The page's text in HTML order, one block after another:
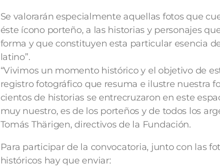
Se valorarán especialmente aquellas fotos que
éste ícono porteño, a las historias y personajes
forma y que constituyen esta particular esencia
latino”.
“Vivimos un momento histórico y el objetivo de
registro fotográfico que resuma e ilustre nuestra
cientos de historias se entrecruzaron en este
muy nuestro, es de los porteños y de todos los
Tomás Thärigen, directivos de la Fundación.
Para participar de la convocatoria, junto con las
históricos hay que enviar: